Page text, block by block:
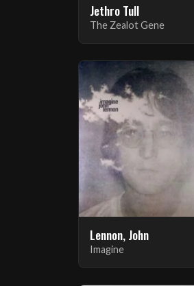
Jethro Tull
The Zealot Gene
Lennon, John
Imagine